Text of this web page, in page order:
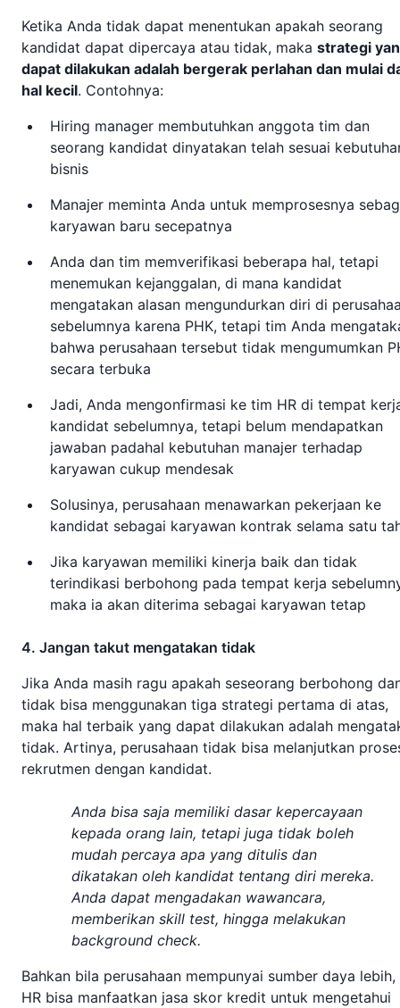
Ketika Anda tidak dapat menentukan apakah seorang
kandidat dapat dipercaya atau tidak, maka strategi
dapat dilakukan adalah bergerak perlahan dan mulai
hal kecil. Contohnya:
Hiring manager membutuhkan anggota tim dan
seorang kandidat dinyatakan telah sesuai
bisnis
Manajer meminta Anda untuk memprosesnya
karyawan baru secepatnya
Anda dan tim memverifikasi beberapa hal, tetapi
menemukan kejanggalan, di mana kandidat
mengatakan alasan mengundurkan diri di
sebelumnya karena PHK, tetapi tim Anda
bahwa perusahaan tersebut tidak mengumumkan
secara terbuka
Jadi, Anda mengonfirmasi ke tim HR di tempat
kandidat sebelumnya, tetapi belum mendapatkan
jawaban padahal kebutuhan manajer terhadap
karyawan cukup mendesak
Solusinya, perusahaan menawarkan pekerjaan ke
kandidat sebagai karyawan kontrak selama satu
Jika karyawan memiliki kinerja baik dan tidak
terindikasi berbohong pada tempat kerja
maka ia akan diterima sebagai karyawan tetap
4. Jangan takut mengatakan tidak
Jika Anda masih ragu apakah seseorang berbohong
tidak bisa menggunakan tiga strategi pertama di atas,
maka hal terbaik yang dapat dilakukan adalah
tidak. Artinya, perusahaan tidak bisa melanjutkan
rekrutmen dengan kandidat.
Anda bisa saja memiliki dasar kepercayaan
kepada orang lain, tetapi juga tidak boleh
mudah percaya apa yang ditulis dan
dikatakan oleh kandidat tentang diri mereka.
Anda dapat mengadakan wawancara,
memberikan skill test, hingga melakukan
background check.
Bahkan bila perusahaan mempunyai sumber daya
HR bisa manfaatkan jasa skor kredit untuk mengetahui